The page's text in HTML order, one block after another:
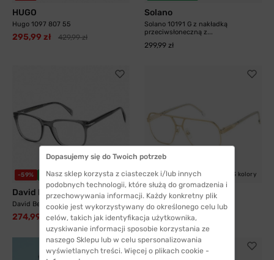
HUGO
Hugo 1097 807 55
295,99 zł 429,99 zł
Solano
Solano 10191 G z nakładką
przeciwsłoneczną z...
299,99 zł
-59% WYSYŁKA 24H
David Beckham
David Beckham 1083 KB7 52
274,99 zł 676,99 zł
-33% WYSYŁKA 24H 3 kolory
Carrera
Carrera 1135 J5G 60
408,99 zł 609,99 zł
Dopasujemy się do Twoich potrzeb
Nasz sklep korzysta z ciasteczek i/lub innych
podobnych technologii, które służą do gromadzenia i
przechowywania informacji. Każdy konkretny plik
cookie jest wykorzystywany do określonego celu lub
celów, takich jak identyfikacja użytkownika,
uzyskiwanie informacji sposobie korzystania ze
naszego Sklepu lub w celu spersonalizowania
wyświetlanych treści. Więcej o plikach cookie -